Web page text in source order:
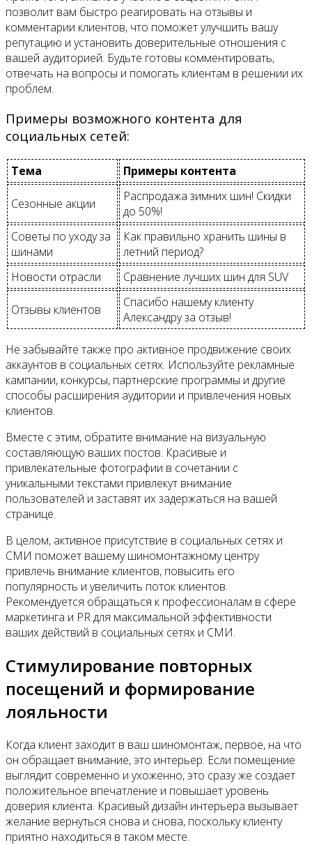
позволит вам быстро реагировать на отзывы и
комментарии клиентов, что поможет улучшить вашу
репутацию и установить доверительные отношения с
вашей аудиторией. Будьте готовы комментировать,
отвечать на вопросы и помогать клиентам в решении их
проблем.
Примеры возможного контента для
социальных сетей:
Тема Примеры контента
Сезонные акции
Распродажа зимних шин! Скидки
до 50%!
Советы по уходу за
шинами
Как правильно хранить шины в
летний период?
Новости отрасли
Сравнение лучших шин для SUV
Отзывы клиентов
Спасибо нашему клиенту
Александру за отзыв!
Не забывайте также про активное продвижение своих
аккаунтов в социальных сетях. Используйте рекламные
кампании, конкурсы, партнерские программы и другие
способы расширения аудитории и привлечения новых
клиентов.
Вместе с этим, обратите внимание на визуальную
составляющую ваших постов. Красивые и
привлекательные фотографии в сочетании с
уникальными текстами привлекут внимание
пользователей и заставят их задержаться на вашей
странице.
В целом, активное присутствие в социальных сетях и
СМИ поможет вашему шиномонтажному центру
привлечь внимание клиентов, повысить его
популярность и увеличить поток клиентов.
Рекомендуется обращаться к профессионалам в сфере
маркетинга и PR для максимальной эффективности
ваших действий в социальных сетях и СМИ.
Стимулирование повторных
посещений и формирование
лояльности
Когда клиент заходит в ваш шиномонтаж, первое, на что
он обращает внимание, это интерьер. Если помещение
выглядит современно и ухоженно, это сразу же создает
положительное впечатление и повышает уровень
доверия клиента. Красивый дизайн интерьера вызывает
желание вернуться снова и снова, поскольку клиенту
приятно находиться в таком месте.